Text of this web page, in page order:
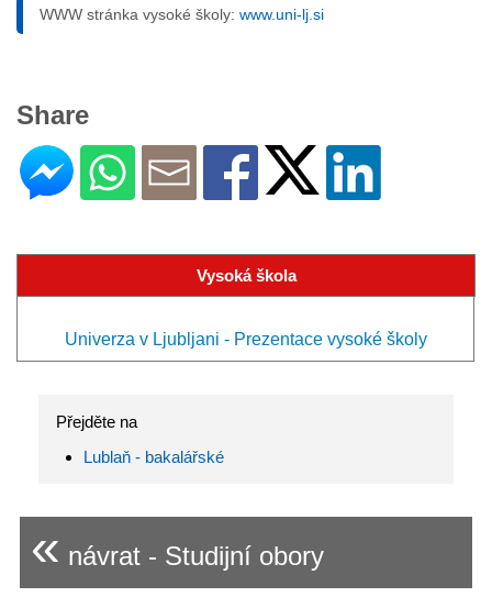
WWW stránka vysoké školy: www.uni-lj.si
Share
Vysoká škola
Univerza v Ljubljani - Prezentace vysoké školy
Přejděte na
Lublaň - bakalářské
« návrat - Studijní obory